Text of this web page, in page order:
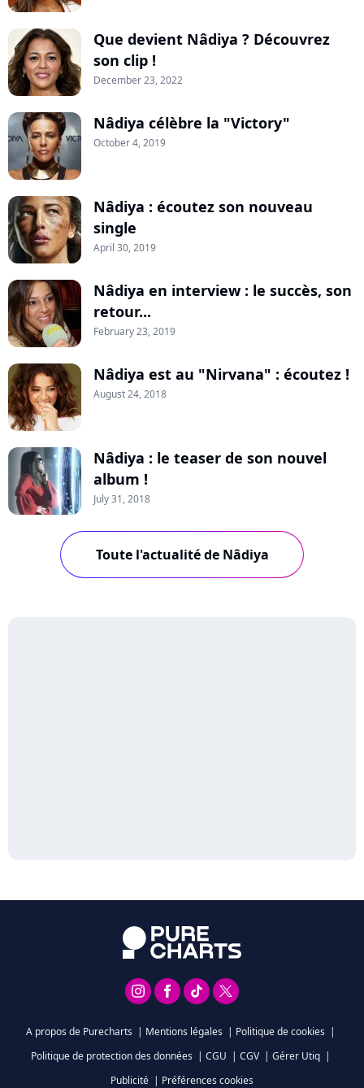
Que devient Nâdiya ? Découvrez
son clip !
December 23, 2022
Nâdiya célèbre la "Victory"
October 4, 2019
Nâdiya : écoutez son nouveau
single
April 30, 2019
Nâdiya en interview : le succès, son
retour...
February 23, 2019
Nâdiya est au "Nirvana" : écoutez !
August 24, 2018
Nâdiya : le teaser de son nouvel
album !
July 31, 2018
Toute l'actualité de Nâdiya
A propos de Purecharts | Mentions légales | Politique de cookies |
Politique de protection des données | CGU | CGV | Gérer Utiq |
Publicité | Préférences cookies